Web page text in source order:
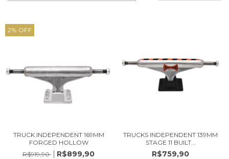
2% OFF
TRUCK INDEPENDENT 169MM
FORGED HOLLOW
R$919,90
R$899,90
TRUCKS INDEPENDENT 139MM
STAGE 11 BUILT...
R$759,90